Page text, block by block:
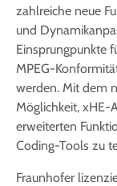
zahlreiche neue
und
Einsprungpunkte
MPEG-
werden. Mit dem
Möglichkeit, xHE-
erweiterten
Coding-Tools zu
Fraunhofer